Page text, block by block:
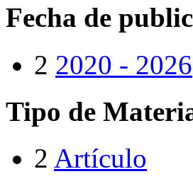
Fecha de
2 2020 - 2026
Tipo de
2 Artículo